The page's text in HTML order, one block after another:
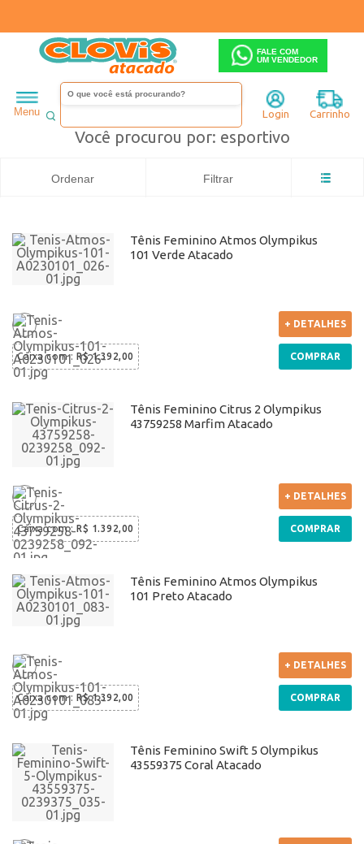
FALE COM
UM VENDEDOR
Menu Login Carrinho
Feminino Tênis esportivo
Você procurou por: esportivo
Ordenar Filtrar
Tênis Feminino Atmos Olympikus
101 Verde Atacado
Caixa com: R$ 1.392,00
+ DETALHES
COMPRAR
Tênis Feminino Citrus 2 Olympikus
43759258 Marfim Atacado
Caixa com: R$ 1.392,00
+ DETALHES
COMPRAR
Tênis Feminino Atmos Olympikus
101 Preto Atacado
Caixa com: R$ 1.392,00
+ DETALHES
COMPRAR
Tênis Feminino Swift 5 Olympikus
43559375 Coral Atacado